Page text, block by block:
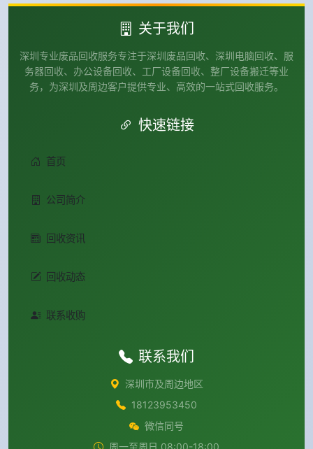
关于我们
深圳专业废品回收服务专注于深圳废品回收、深圳电脑回收、服
务器回收、办公设备回收、工厂设备回收、整厂设备搬迁等业
务，为深圳及周边客户提供专业、高效的一站式回收服务。
快速链接
首页
公司简介
回收资讯
回收动态
联系收购
联系我们
深圳市及周边地区
18123953450
微信同号